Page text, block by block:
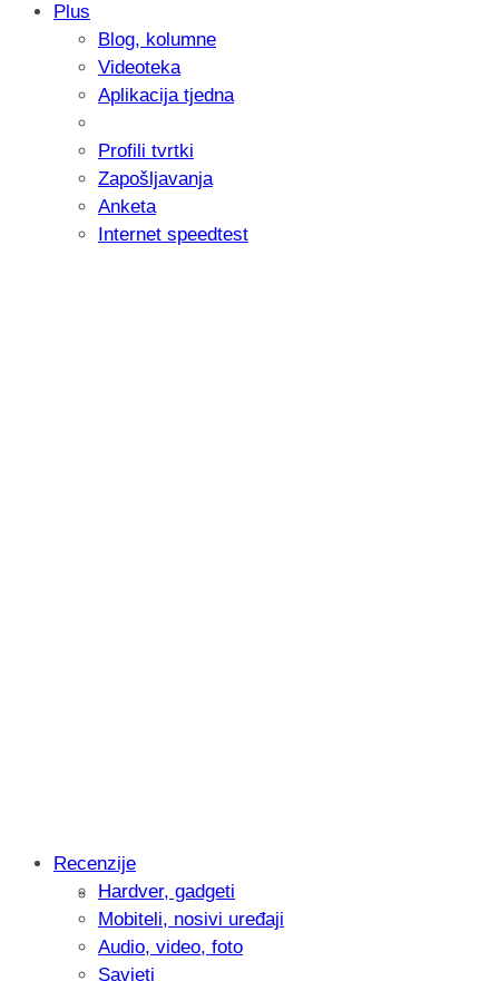
Sony predstavlja objektiv FE 100-
654 grama
Plus
Blog, kolumne
Videoteka
Aplikacija tjedna
Profili tvrtki
Zapošljavanja
Anketa
Internet speedtest
Intervju: Goran Jović, fotograf -
Recenzije
Hardver, gadgeti
Mobiteli, nosivi uređaji
Audio, video, foto
Savjeti